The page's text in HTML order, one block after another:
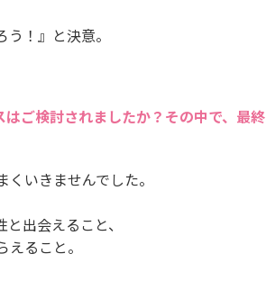
！』と決意。
ご検討されましたか？その中で、最終
いきませんでした。
出会えること、
ること。